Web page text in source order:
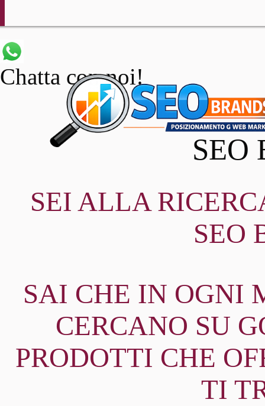
Chatta con noi!
SEO
SEI ALLA
SEO
SAI CHE IN OGNI
CERCANO SU
PRODOTTI CHE
TI